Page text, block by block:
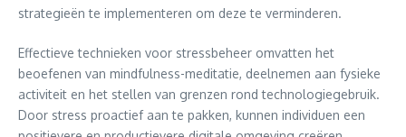
strategieën te implementeren om deze te verminderen.
Effectieve technieken voor stressbeheer omvatten het
beoefenen van mindfulness-meditatie, deelnemen aan fysieke
activiteit en het stellen van grenzen rond technologiegebruik.
Door stress proactief aan te pakken, kunnen individuen een